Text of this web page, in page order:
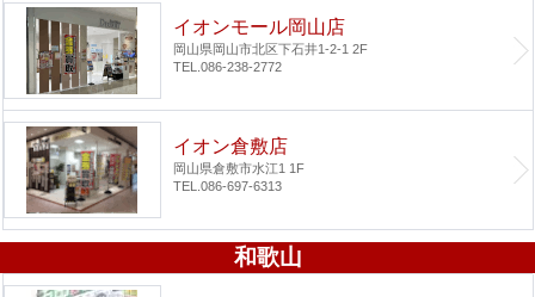
イオンモール岡山店
岡山県岡山市北区下石井1-2-1 2F
TEL.086-238-2772
イオン倉敷店
岡山県倉敷市水江1 1F
TEL.086-697-6313
和歌山